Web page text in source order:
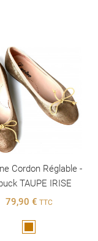
Cordon Réglable -
TAUPE IRISE
79,90 € TTC